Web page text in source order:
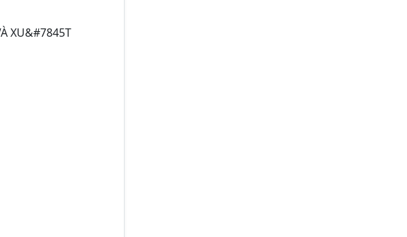
XU&#7845T